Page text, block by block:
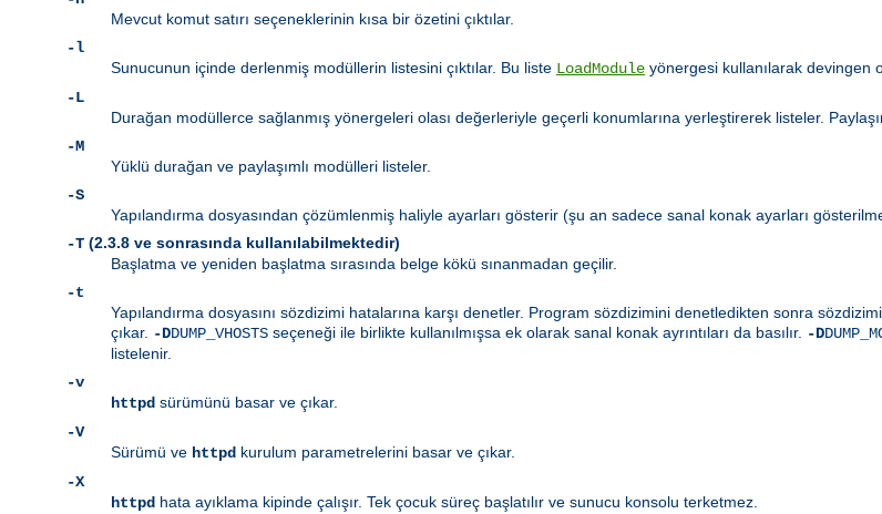
Mevcut komut satırı seçeneklerinin kısa bir özetini çıktılar.
-l
Sunucunun içinde derlenmiş modüllerin listesini çıktılar. Bu liste LoadModule yönergesi kullanılarak devingen
-L
Durağan modüllerce sağlanmış yönergeleri olası değerleriyle geçerli konumlarına yerleştirerek listeler.
-M
Yüklü durağan ve paylaşımlı modülleri listeler.
-S
Yapılandırma dosyasından çözümlenmiş haliyle ayarları gösterir (şu an sadece sanal konak ayarları
-T (2.3.8 ve sonrasında kullanılabilmektedir)
Başlatma ve yeniden başlatma sırasında belge kökü sınanmadan geçilir.
-t
Yapılandırma dosyasını sözdizimi hatalarına karşı denetler. Program sözdizimini denetledikten sonra
çıkar. -DDUMP_VHOSTS seçeneği ile birlikte kullanılmışsa ek olarak sanal konak ayrıntıları da basılır. -D
listelenir.
-v
httpd sürümünü basar ve çıkar.
-V
Sürümü ve httpd kurulum parametrelerini basar ve çıkar.
-X
httpd hata ayıklama kipinde çalışır. Tek çocuk süreç başlatılır ve sunucu konsolu terketmez.